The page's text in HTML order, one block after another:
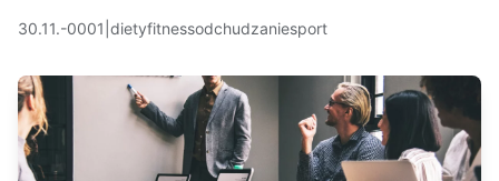
30.11.-0001 dietyfitnessodchudzaniesport